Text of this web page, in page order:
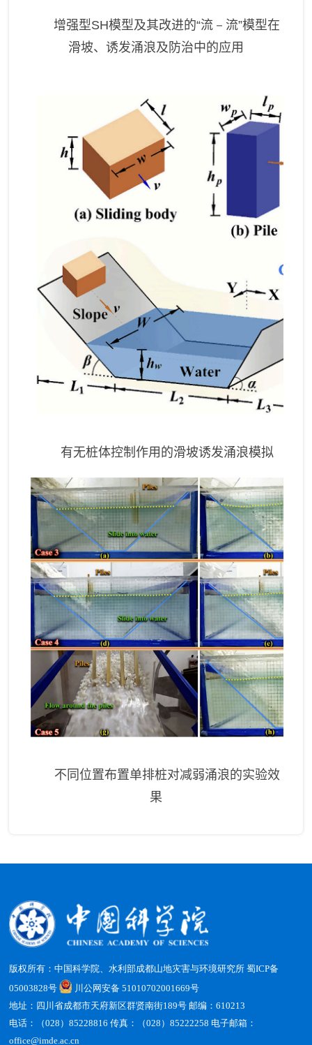
增强型SH模型及其改进的“流 － 流”模型在
滑坡、诱发涌浪及防治中的应用
有无桩体控制作用的滑坡诱发涌浪模拟
不同位置布置单排桩对减弱涌浪的实验效
果
版权所有：中国科学院、水利部成都山地灾害与环境研究所蜀ICP备
05003828号
川公网安备 51010702001669号
地址：四川省成都市天府新区群贤南街189号 邮编：610213
电话：（028）85228816 传真：（028）85222258 电子邮箱：
office@imde.ac.cn